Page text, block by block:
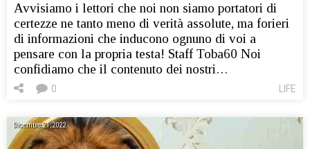
Avvisiamo i lettori che noi non siamo portatori di
certezze ne tanto meno di verità assolute, ma forieri
di informazioni che inducono ognuno di voi a
pensare con la propria testa! Staff Toba60 Noi
confidiamo che il contenuto dei nostri…
LIFE
0
Dicembre 21, 2022